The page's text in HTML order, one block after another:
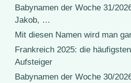
Babynamen der Woche 31/
Jakob, …
Mit diesen Namen wird man
Frankreich 2025: die
Aufsteiger
Babynamen der Woche 30/